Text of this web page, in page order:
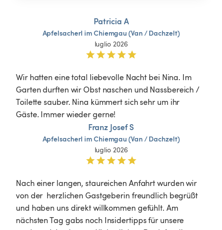
Patricia A
Apfelsacherl imChiemgau(Van / Dachzelt)
luglio 2026
Wir hatten eine total liebevolle Nacht bei Nina. Im
Garten durften wir Obst naschen und Nassbereich /
Toilette sauber. Nina kümmert sich sehr um ihr
Gäste. Immer wieder gerne!
Franz Josef S
Apfelsacherl imChiemgau(Van / Dachzelt)
luglio 2026
Nach einer langen, staureichen Anfahrt wurden wir
von der  herzlichen Gastgeberin freundlich begrüßt
und haben uns direkt willkommen gefühlt. Am
nächsten Tag gabs noch Insidertipps für unsere